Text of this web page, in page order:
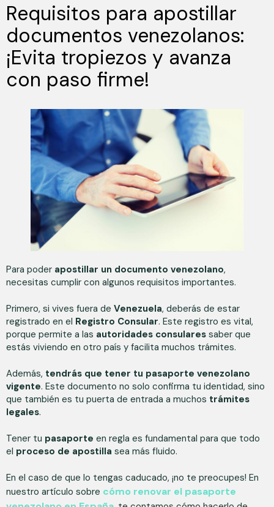
Requisitos para apostillar
documentos venezolanos:
¡Evita tropiezos y avanza
con paso firme!
Para poder apostillar un documento venezolano,
necesitas cumplir con algunos requisitos importantes.
Primero, si vives fuera de Venezuela, deberás de estar
registrado en el Registro Consular. Este registro es vital,
porque permite a las autoridades consulares saber que
estás viviendo en otro país y facilita muchos trámites.
Además, tendrás que tener tu pasaporte venezolano
vigente. Este documento no solo confirma tu identidad, sino
que también es tu puerta de entrada a muchos trámites
legales.
Tener tu pasaporte en regla es fundamental para que todo
el proceso de apostilla sea más fluido.
En el caso de que lo tengas caducado, ¡no te preocupes! En
nuestro artículo sobre cómo renovar el pasaporte